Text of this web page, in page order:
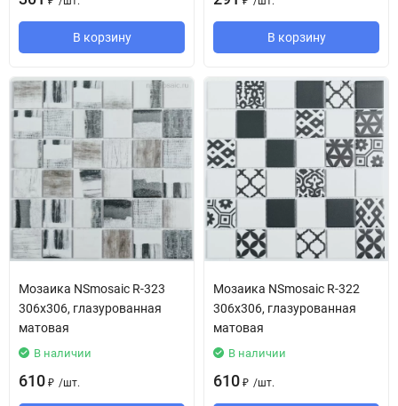
В корзину В корзину
Мозаика NSmosaic R-323
306х306, глазурованная
матовая
В наличии
610 ₽ /шт.
Мозаика NSmosaic R-322
306х306, глазурованная
матовая
В наличии
610 ₽ /шт.